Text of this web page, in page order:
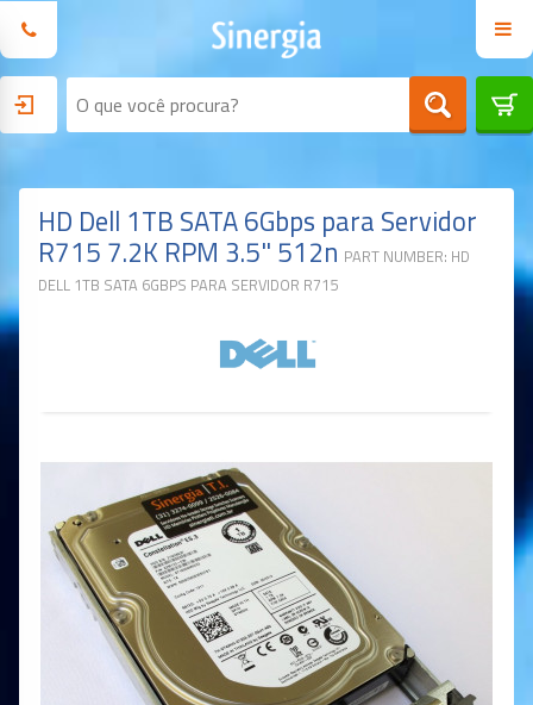
HD Dell 1TB SATA 6Gbps para Servidor
R715 7.2K RPM 3.5" 512n PART NUMBER: HD
DELL 1TB SATA 6GBPS PARA SERVIDOR R715